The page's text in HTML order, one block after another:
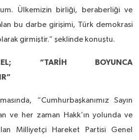
Ülkemizin birliği, beraberliği ve
bu darbe girişimi, Türk demokrasi
girmiştir.” şeklinde konuştu.
“TARİH BOYUNCA
“Cumhurbaşkanımız Sayın
ve her zaman Hakk’ın yolunda ve
Milliyetçi Hareket Partisi Genel